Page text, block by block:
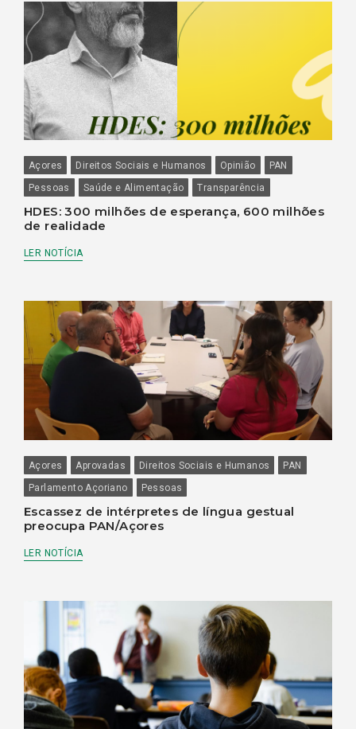
Açores Direitos Sociais e Humanos Opinião
PAN
Pessoas
Saúde e Alimentação Transparência
HDES: 300 milhões de esperança, 600 milhões
de realidade
LER NOTÍCIA
Açores Aprovadas Direitos Sociais e Humanos
PAN
Parlamento Açoriano
Pessoas
Escassez de intérpretes de língua gestual
preocupa PAN/Açores
LER NOTÍCIA